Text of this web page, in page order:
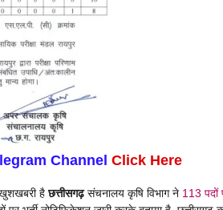
Channel Click Here
खुशखबरी हैछत्तीसगढ़संचनालय कृषि विभाग ने 113 पदों